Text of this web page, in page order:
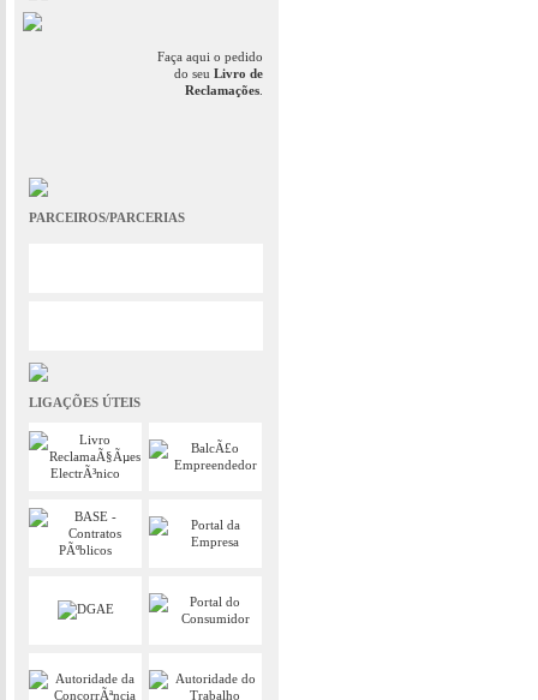
Faça aqui o pedido
do seu Livro de
Reclamações
PARCEIROS/PARCERIAS
LIGAÇÕES ÚTEIS